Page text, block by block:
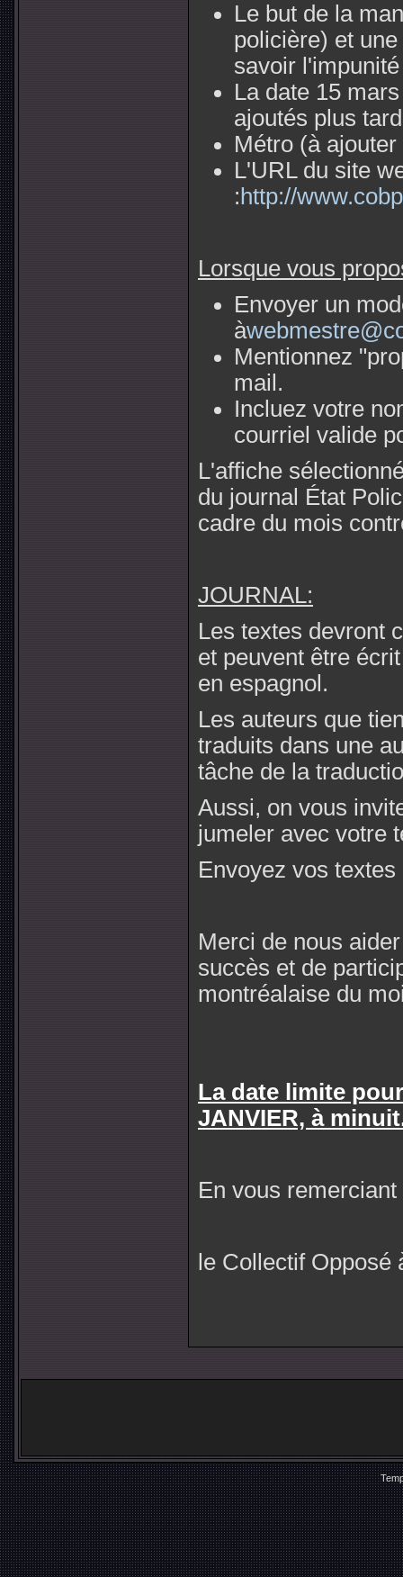
Le but de la
policière) et
savoir
La date 15
ajoutés plus
Métro (à
L'URL du site
: http://
Lorsque vous
Envoyer un
à
Mentionnez
mail.
Incluez votre
courriel valide
L'affiche
du journal État
cadre du mois
JOURNAL:
Les textes devront
et peuvent être
en espagnol.
Les auteurs que
traduits dans une
tâche de la
Aussi, on vous
jumeler avec votre
Envoyez vos
Merci de nous
succès et de
montréalaise du
La date limite
JANVIER, à
En vous
le Collectif